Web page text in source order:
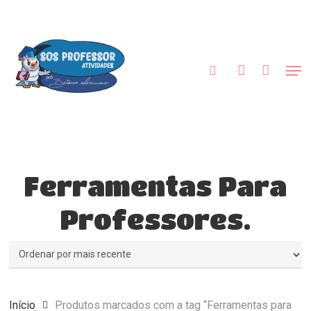
content
Ferramentas Para
Professores.
Início Produtos marcados com a tag “Ferramentas para